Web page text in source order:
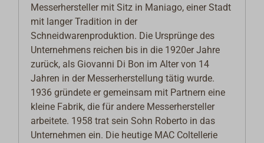
Messerhersteller mit Sitz in Maniago, einer Stadt
mit langer Tradition in der
Schneidwarenproduktion. Die Ursprünge des
Unternehmens reichen bis in die 1920er Jahre
zurück, als Giovanni Di Bon im Alter von 14
Jahren in der Messerherstellung tätig wurde.
1936 gründete er gemeinsam mit Partnern eine
kleine Fabrik, die für andere Messerhersteller
arbeitete. 1958 trat sein Sohn Roberto in das
Unternehmen ein. Die heutige MAC Coltellerie